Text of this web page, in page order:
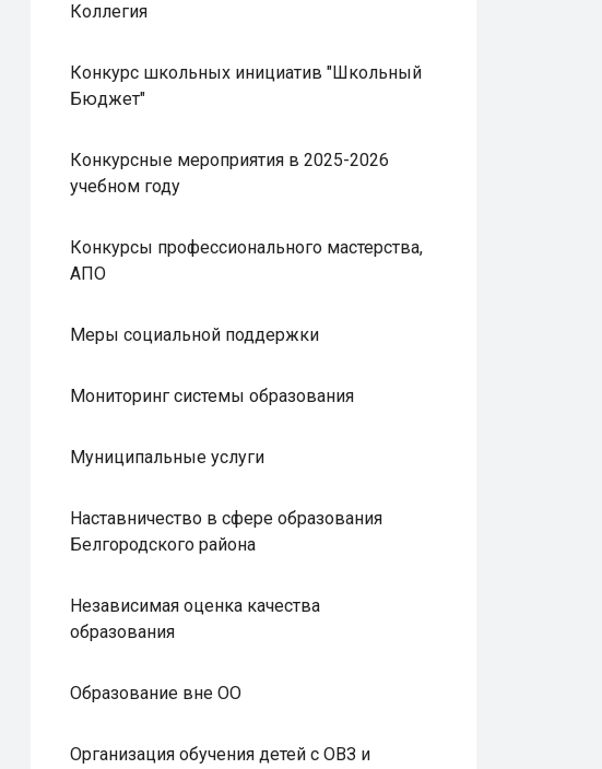
Коллегия
Конкурс школьных инициатив "Школьный
Бюджет"
Конкурсные мероприятия в 2025-2026
учебном году
Конкурсы профессионального мастерства,
АПО
Меры социальной поддержки
Мониторинг системы образования
Муниципальные услуги
Наставничество в сфере образования
Белгородского района
Независимая оценка качества
образования
Образование вне ОО
Организация обучения детей с ОВЗ и